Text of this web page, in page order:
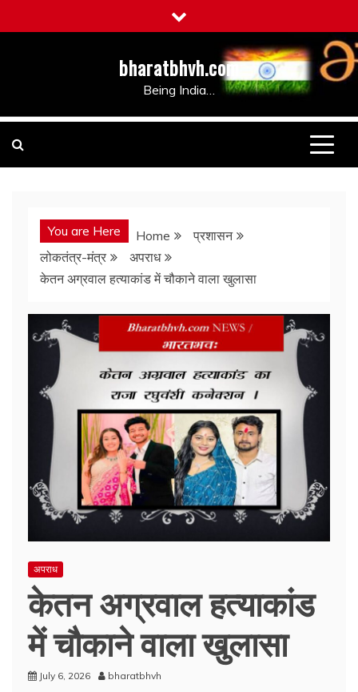
to
bharatbhvh.com
Being India…
You are Here Home
प्रशासन
लोकतंत्र-मंत्र
अपराध
केतन अग्रवाल हत्याकांड में चौकाने वाला खुलासा
अपराध
केतन अग्रवाल हत्याकांड
में चौकाने वाला खुलासा
July 6, 2026 bharatbhvh